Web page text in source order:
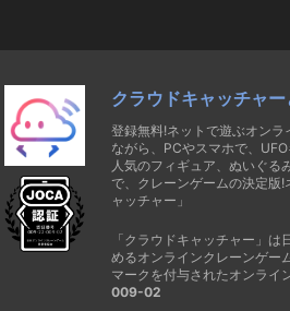
クラウドキャッチャー
登録無料!ネットで遊ぶオン
ながら、PCやスマホで、
人気のフィギュア、ぬいぐる
で、クレーンゲームの決定版
ャッチャー」
「クラウドキャッチャー」
めるオンラインクレーンゲー
マークを付与されたオンライ
009-02